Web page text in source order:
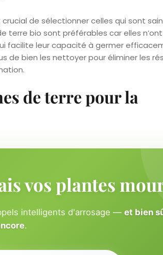
de sélectionner celles qui sont
terre bio sont préférables car elles
facilite leur capacité à germer
de bien les nettoyer pour éliminer les
de terre pour la
vos plantes
intelligents d'arrosage — et bien
.